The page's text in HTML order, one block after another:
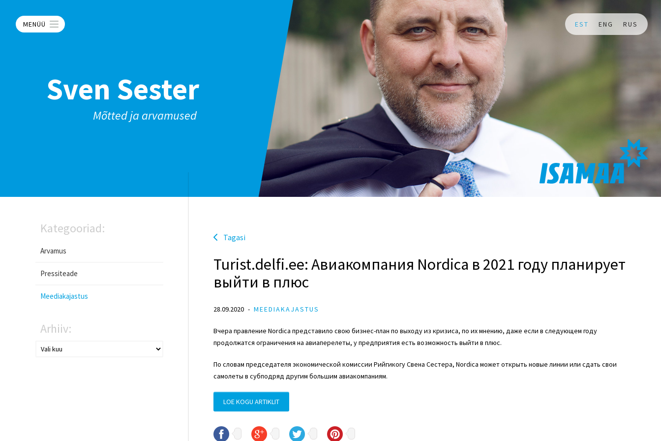
MENÜÜ EST ENG RUS
Sven Sester
Mõtted ja arvamused
Kategooriad:
Arvamus
Pressiteade
Meediakajastus
Arhiiv:
Tagasi
Turist.delfi.ee: Авиакомпания Nordica в 2021 году планирует
выйти в плюс
28.09.2020 MEEDIAKAJASTUS
Вчера правление Nordica представило свою бизнес-план по выходу из кризиса, по их мнению, даже если в следующем году
продолжатся ограничения на авиаперелеты, у предприятия есть возможность выйти в плюс.
По словам председателя экономической комиссии РийгикогуСвена Сестера, Nordica может открыть новые линии или сдать свои
самолеты в субподряд другим большим авиакомпаниям.
LOE KOGU ARTIKLIT